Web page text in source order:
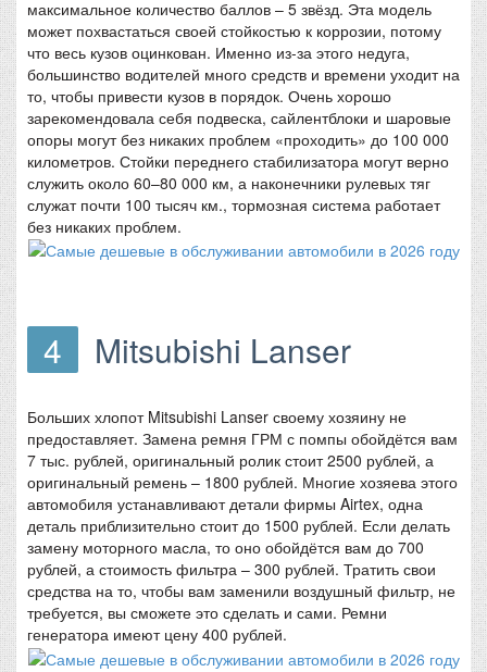
максимальное количество баллов – 5 звёзд. Эта модель
может похвастаться своей стойкостью к коррозии, потому
что весь кузов оцинкован. Именно из-за этого недуга,
большинство водителей много средств и времени уходит на
то, чтобы привести кузов в порядок. Очень хорошо
зарекомендовала себя подвеска, сайлентблоки и шаровые
опоры могут без никаких проблем «проходить» до 100 000
километров. Стойки переднего стабилизатора могут верно
служить около 60–80 000 км, а наконечники рулевых тяг
служат почти 100 тысяч км., тормозная система работает
без никаких проблем.
4 Mitsubishi Lanser
Больших хлопот Mitsubishi Lanser своему хозяину не
предоставляет. Замена ремня ГРМ с помпы обойдётся вам
7 тыс. рублей, оригинальный ролик стоит 2500 рублей, а
оригинальный ремень – 1800 рублей. Многие хозяева этого
автомобиля устанавливают детали фирмы Airtex, одна
деталь приблизительно стоит до 1500 рублей. Если делать
замену моторного масла, то оно обойдётся вам до 700
рублей, а стоимость фильтра – 300 рублей. Тратить свои
средства на то, чтобы вам заменили воздушный фильтр, не
требуется, вы сможете это сделать и сами. Ремни
генератора имеют цену 400 рублей.